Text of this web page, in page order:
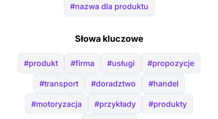
#nazwa dla produktu
Słowa kluczowe
#produkt #firma #usługi #propozycje
#transport #doradztwo #handel
#motoryzacja #przykłady #produkty